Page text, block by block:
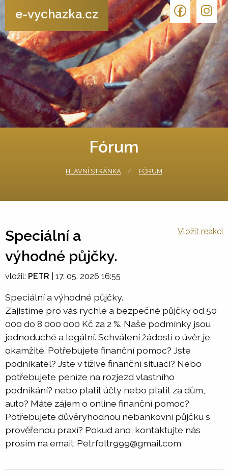
e-vychazka.cz
Fórum
HLAVNÍ STRÁNKA FÓRUM
Speciální a
výhodné půjčky.
Vložit reakci
vložil: PETR 17. 05. 2026 16:55
Speciální a výhodné půjčky.
Zajistíme pro vás rychlé a bezpečné půjčky od 50
000 do 8 000 000 Kč za 2 %. Naše podmínky jsou
jednoduché a legální. Schválení žádosti o úvěr je
okamžité. Potřebujete finanční pomoc? Jste
podnikatel? Jste v tíživé finanční situaci? Nebo
potřebujete peníze na rozjezd vlastního
podnikání? nebo platit účty nebo platit za dům,
auto? Máte zájem o online finanční pomoc?
Potřebujete důvěryhodnou nebankovní půjčku s
prověřenou praxí? Pokud ano, kontaktujte nás
prosím na email: Petrfoltr999@gmail.com